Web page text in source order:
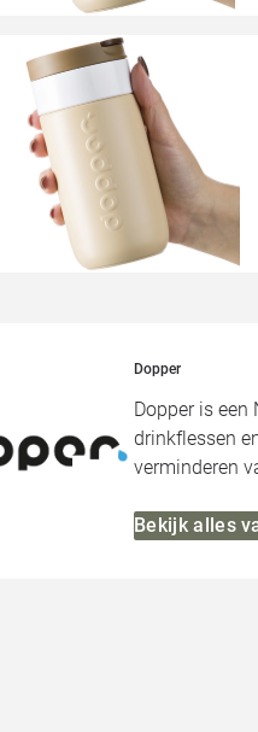
Dopper
Dopper is
drinkflessen
verminderen
Bekijk alles